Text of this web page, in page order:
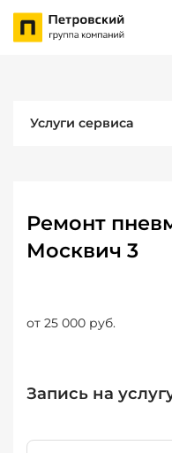
Услуги сервиса
Ремонт
Москвич 3
от 25 000 руб.
Запись на